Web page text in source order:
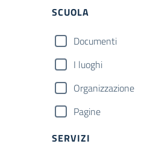
Filtri
SCUOLA
Documenti
I luoghi
Organizzazione
Pagine
SERVIZI